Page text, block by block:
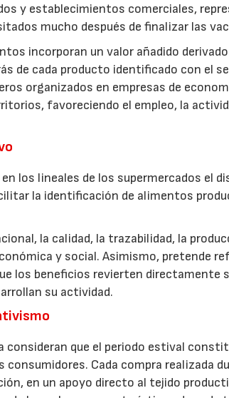
y establecimientos comerciales,
mucho después de finalizar las
incorporan un valor añadido
de cada producto identificado con el
organizados en empresas de
favoreciendo el empleo, la
los lineales de los supermercados el
la identificación de alimentos
la calidad, la trazabilidad, la
y social. Asimismo, pretende
los beneficios revierten directamente
su actividad.
consideran que el periodo estival
Cada compra realizada
en un apoyo directo al tejido